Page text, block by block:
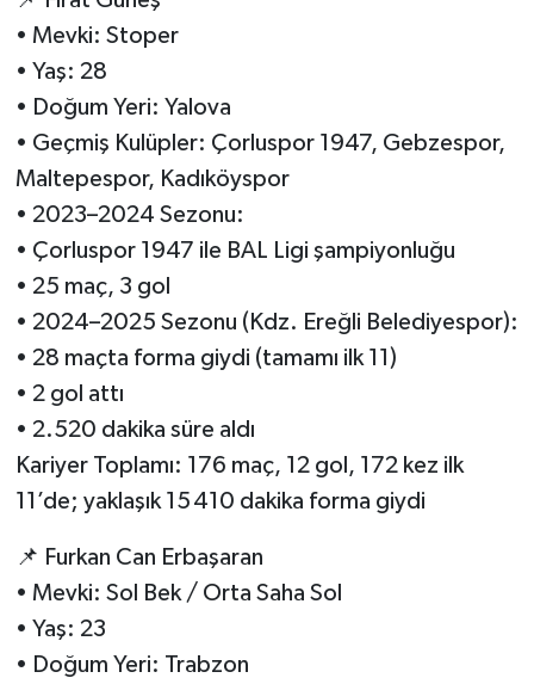
• Mevki: Stoper
• Yaş: 28
• Doğum Yeri: Yalova
• Geçmiş Kulüpler: Çorluspor 1947, Gebzespor,
Maltepespor, Kadıköyspor
• 2023–2024 Sezonu:
• Çorluspor 1947 ile BAL Ligi şampiyonluğu
• 25 maç, 3 gol
• 2024–2025 Sezonu (Kdz. Ereğli Belediyespor):
• 28 maçta forma giydi (tamamı ilk 11)
• 2 gol attı
• 2.520 dakika süre aldı
Kariyer Toplamı: 176 maç, 12 gol, 172 kez ilk
11’de; yaklaşık 15 410 dakika forma giydi
📌 Furkan Can Erbaşaran
• Mevki: Sol Bek / Orta Saha Sol
• Yaş: 23
• Doğum Yeri: Trabzon